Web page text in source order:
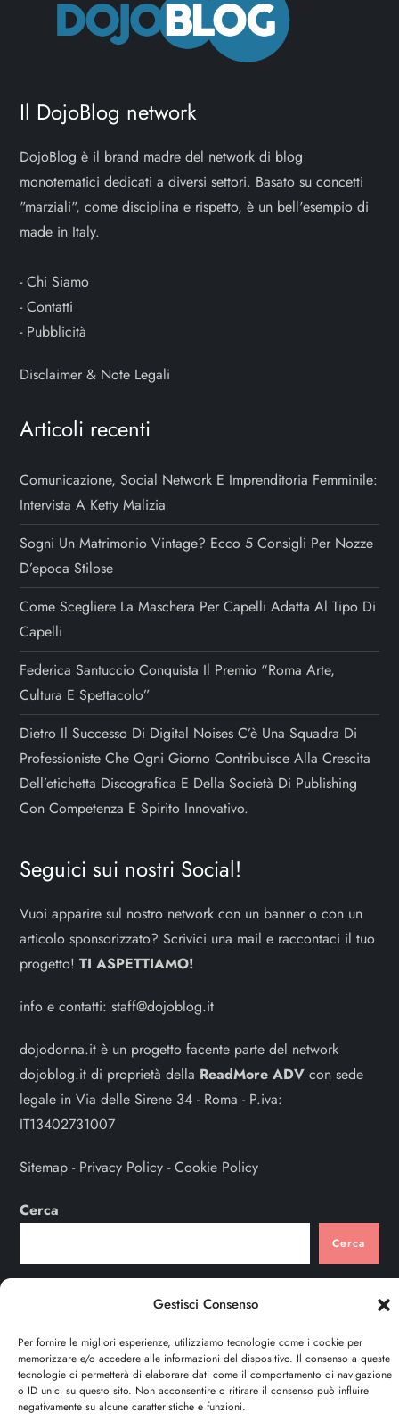
Gestisci Consenso
Per fornire le migliori esperienze, utilizziamo tecnologie come i cookie per
memorizzare e/o accedere alle informazioni del dispositivo. Il consenso a queste
tecnologie ci permetterà di elaborare dati come il comportamento di navigazione
o ID unici su questo sito. Non acconsentire o ritirare il consenso può influire
negativamente su alcune caratteristiche e funzioni.
Il DojoBlog network
DojoBlog è il brand madre del network di blog
monotematici dedicati a diversi settori. Basato su concetti
"marziali", come disciplina e rispetto, è un bell'esempio di
made in Italy.
-Chi Siamo
-Contatti
- Pubblicità
Disclaimer & Note Legali
Articoli recenti
Comunicazione, Social Network E Imprenditoria Femminile:
Intervista A Ketty Malizia
Sogni Un Matrimonio Vintage? Ecco 5 Consigli Per Nozze
D’epoca Stilose
Come Scegliere La Maschera Per Capelli Adatta Al Tipo Di
Capelli
Federica Santuccio Conquista Il Premio “Roma Arte,
Cultura E Spettacolo”
Dietro Il Successo Di Digital Noises C’è Una Squadra Di
Professioniste Che Ogni Giorno Contribuisce Alla Crescita
Dell’etichetta Discografica E Della Società Di Publishing
Con Competenza E Spirito Innovativo.
Seguici sui nostri Social!
Vuoi apparire sul nostro network con un banner o con un
articolo sponsorizzato? Scrivici una mail e raccontaci il tuo
progetto!TI ASPETTIAMO!
info e contatti:staff@dojoblog.it
dojodonna.it è un progetto facente parte del network
dojoblog.it di proprietà della ReadMore ADV con sede
legale in Via delle Sirene 34 - Roma - P.iva:
IT13402731007
Sitemap - Privacy Policy -Cookie Policy
Cerca
Cerca